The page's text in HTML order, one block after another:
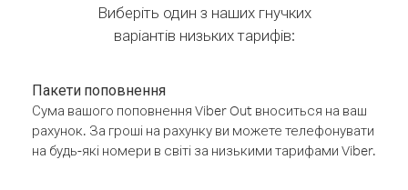
Виберіть один з наших гнучких
варіантів низьких тарифів:
Пакети поповнення
Сума вашого поповнення Viber Out вноситься на ваш
рахунок. За гроші на рахунку ви можете телефонувати
на будь-які номери в світі за низькими тарифами Viber.